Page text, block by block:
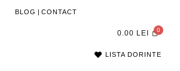
BLOG | CONTACT
0.00 LEI
LISTA DORINTE